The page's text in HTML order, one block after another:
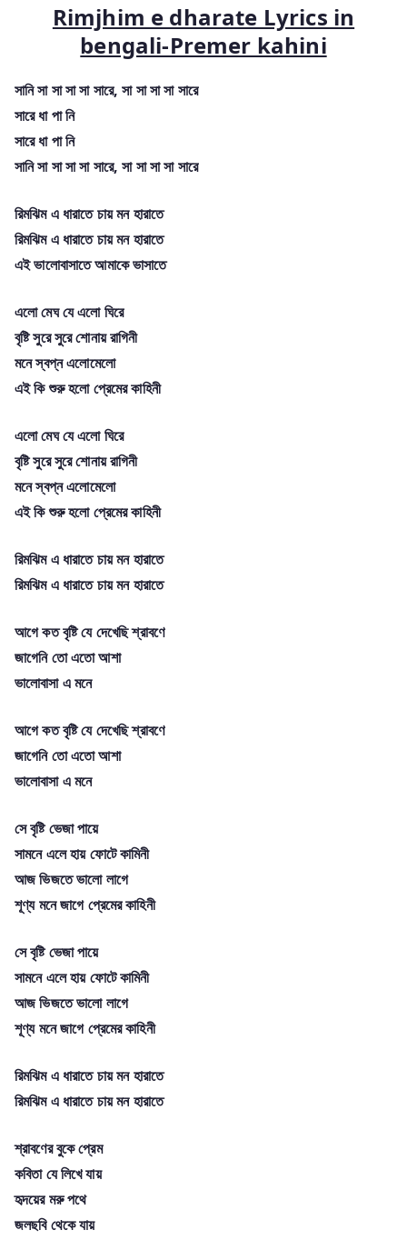
Rimjhim e dharate Lyrics in
bengali-Premer kahini
সানি সা সা সা সা সারে, সা সা সা সা সারে
সারে ধা পা নি
সারে ধা পা নি
সানি সা সা সা সা সারে, সা সা সা সা সারে
রিমঝিম এ ধারাতে চায় মন হারাতে
রিমঝিম এ ধারাতে চায় মন হারাতে
এই ভালোবাসাতে আমাকে ভাসাতে
এলো মেঘ যে এলো ঘিরে
বৃষ্টি সুরে সুরে শোনায় রাগিনী
মনে স্বপ্ন এলোমেলো
এই কি শুরু হলো প্রেমের কাহিনী
এলো মেঘ যে এলো ঘিরে
বৃষ্টি সুরে সুরে শোনায় রাগিনী
মনে স্বপ্ন এলোমেলো
এই কি শুরু হলো প্রেমের কাহিনী
রিমঝিম এ ধারাতে চায় মন হারাতে
রিমঝিম এ ধারাতে চায় মন হারাতে
আগে কত বৃষ্টি যে দেখেছি শ্রাবণে
জাগেনি তো এতো আশা
ভালোবাসা এ মনে
আগে কত বৃষ্টি যে দেখেছি শ্রাবণে
জাগেনি তো এতো আশা
ভালোবাসা এ মনে
সে বৃষ্টি ভেজা পায়ে
সামনে এলে হায় ফোটে কামিনী
আজ ভিজতে ভালো লাগে
শূণ্য মনে জাগে প্রেমের কাহিনী
সে বৃষ্টি ভেজা পায়ে
সামনে এলে হায় ফোটে কামিনী
আজ ভিজতে ভালো লাগে
শূণ্য মনে জাগে প্রেমের কাহিনী
রিমঝিম এ ধারাতে চায় মন হারাতে
রিমঝিম এ ধারাতে চায় মন হারাতে
শ্রাবণের বুকে প্রেম
কবিতা যে লিখে যায়
হৃদয়ের মরু পথে
জলছবি থেকে যায়